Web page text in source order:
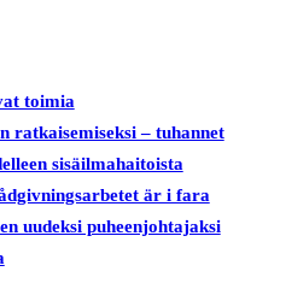
toimia
ratkaisemiseksi – tuhannet
sisäilmahaitoista
är i fara
uudeksi puheenjohtajaksi